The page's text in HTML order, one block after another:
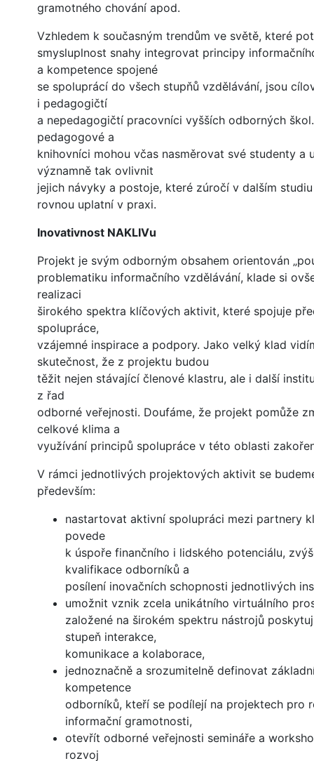
gramotného chování apod.
Vzhledem k současným trendům ve světě, které
smysluplnost snahy integrovat principy
a kompetence spojené
se spoluprácí do všech stupňů vzdělávání, jsou
i pedagogičtí
a nepedagogičtí pracovníci vyšších odborných
pedagogové a
knihovníci mohou včas nasměrovat své studenty a
významně tak ovlivnit
jejich návyky a postoje, které zúročí v dalším
rovnou uplatní v praxi.
Inovativnost NAKLIVu
Projekt je svým odborným obsahem orientován
problematiku informačního vzdělávání, klade si
realizaci
širokého spektra klíčových aktivit, které spojuje
spolupráce,
vzájemné inspirace a podpory. Jako velký klad
skutečnost, že z projektu budou
těžit nejen stávající členové klastru, ale i další
z řad
odborné veřejnosti. Doufáme, že projekt pomůže
celkové klima a
využívání principů spolupráce v této oblasti
V rámci jednotlivých projektových aktivit se
především:
nastartovat aktivní spolupráci mezi partnery
povede
k úspoře finančního i lidského potenciálu,
kvalifikace odborníků a
posílení inovačních schopnosti jednotlivých
umožnit vznik zcela unikátního virtuálního
založené na širokém spektru nástrojů
stupeň interakce,
komunikace a kolaborace,
jednoznačně a srozumitelně definovat
kompetence
odborníků, kteří se podílejí na projektech pro
informační gramotnosti,
otevřít odborné veřejnosti semináře a
rozvoj